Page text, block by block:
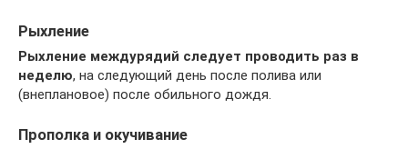
Рыхление
Рыхление междурядий следует проводить раз в
неделю, на следующий день после полива или
(внеплановое) после обильного дождя.
Прополка и окучивание